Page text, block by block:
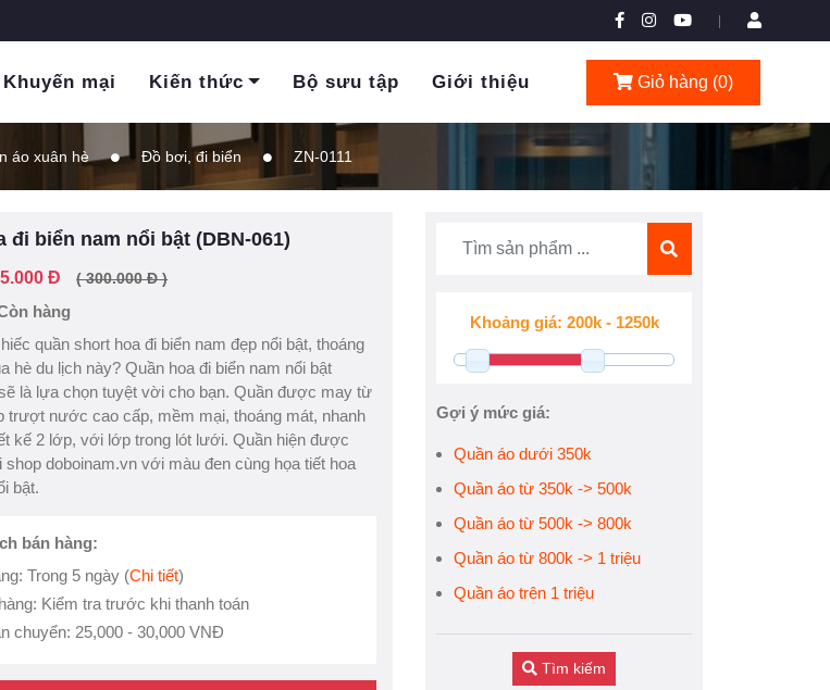
Khuyến mại Kiến thức Bộ sưu tập Giới thiệu Giỏ hàng (0)
áo xuân hè Đồ bơi, đi biển ZN-0111
đi biển nam nổi bật (DBN-061)
Đ ( 300.000 Đ )
hàng
quần short hoa đi biển nam đẹp nổi bật, thoáng
hè du lịch này? Quần hoa đi biển nam nổi bật
là lựa chọn tuyệt vời cho bạn. Quần được may từ
trượt nước cao cấp, mềm mại, thoáng mát, nhanh
kế 2 lớp, với lớp trong lót lưới. Quần hiện được
shop doboinam.vn với màu đen cùng họa tiết hoa
bật.
bán hàng:
Trong 5 ngày (Chi tiết)
Kiểm tra trước khi thanh toán
chuyển: 25,000 - 30,000 VNĐ
Gợi ý mức giá:
Quần áo dưới 350k
Quần áo từ 350k -> 500k
Quần áo từ 500k -> 800k
Quần áo từ 800k -> 1 triệu
Quần áo trên 1 triệu
Tìm kiếm